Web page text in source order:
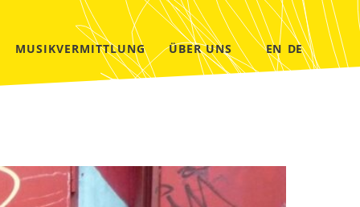
MUSIKVERMITTLUNG ÜBER UNS EN DE